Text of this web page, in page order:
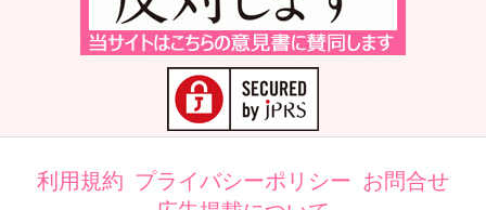
利用規約 プライバシーポリシー お問合せ